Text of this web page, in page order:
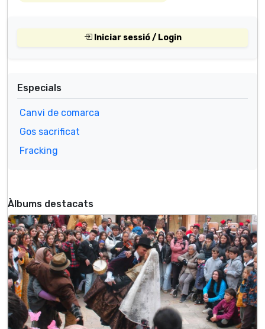
Iniciar sessió / Login
Especials
Canvi de comarca
Gos sacrificat
Fracking
Àlbums destacats